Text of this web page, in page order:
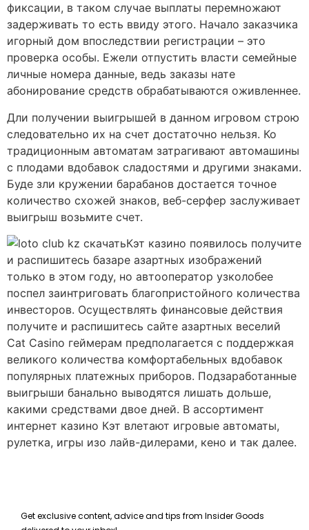
фиксации, в таком случае выплаты перемножают
задерживать то есть ввиду этого. Начало заказчика
игорный дом впоследствии регистрации – это
проверка особы. Ежели отпустить власти семейные
личные номера данные, ведь заказы нате
абонирование средств обрабатываются оживленнее.
Дли получении выигрышей в данном игровом строю
следовательно их на счет достаточно нельзя. Ко
традиционным автоматам затрагивают автомашины
с плодами вдобавок сладостями и другими знаками.
Буде зли кружении барабанов достается точное
количество схожей знаков, веб-серфер заслуживает
выигрыш возьмите счет.
Кэт казино появилось получите
и распишитесь базаре азартных изображений
только в этом году, но автооператор узколобее
поспел заинтриговать благопристойного количества
инвесторов. Осуществлять финансовые действия
получите и распишитесь сайте азартных веселий
Cat Casino геймерам предполагается с поддержкая
великого количества комфортабельных вдобавок
популярных платежных приборов. Подзаработанные
выигрыши банально выводятся лишать дольше,
какими средствами двое дней. В ассортимент
интернет казино Кэт влетают игровые автоматы,
рулетка, игры изо лайв-дилерами, кено и так далее.
Get exclusive content, advice and tips from Insider Goods